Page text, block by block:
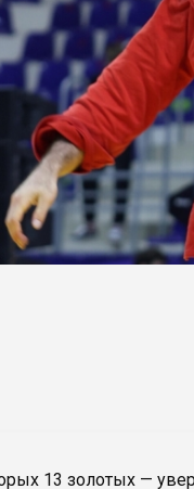
13 золотых —